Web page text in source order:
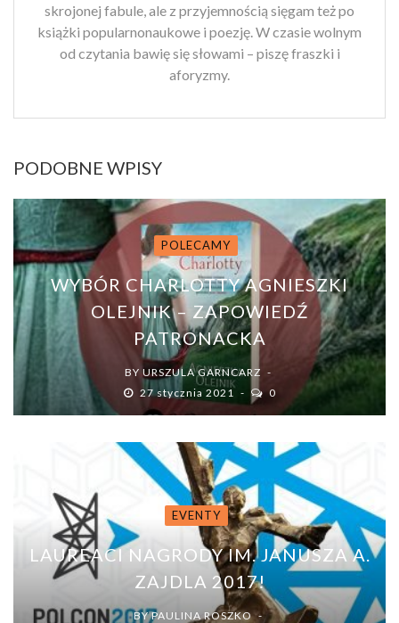
skrojonej fabule, ale z przyjemnością sięgam też po
książki popularnonaukowe i poezję. W czasie wolnym
od czytania bawię się słowami – piszę fraszki i
aforyzmy.
PODOBNE WPISY
POLECAMY
WYBÓR CHARLOTTY AGNIESZKI
OLEJNIK – ZAPOWIEDŹ
PATRONACKA
BY URSZULA GARNCARZ
27 stycznia 2021
0
EVENTY
LAUREACI NAGRODY IM. JANUSZA A.
ZAJDLA 2017!
BYPAULINA ROSZKO